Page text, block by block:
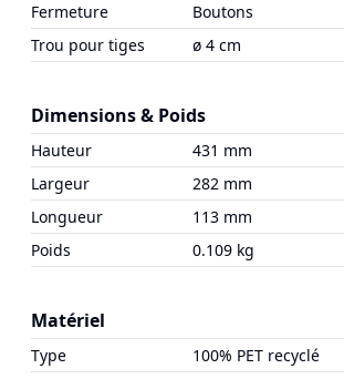
Fermeture
Boutons
Trou pour tiges
ø 4 cm
Dimensions & Poids
Hauteur
431 mm
Largeur
282 mm
Longueur
113 mm
Poids
0.109 kg
Matériel
Type
100% PET recyclé